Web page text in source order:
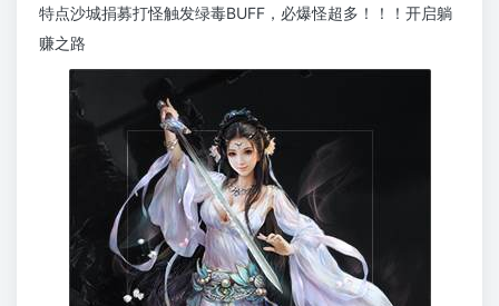
特点沙城捐募打怪触发绿毒BUFF，必爆怪超多！！！开启躺
赚之路